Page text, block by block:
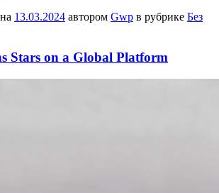
13.03.2024 автором Gwp в рубрике Без
Stars on a Global Platform